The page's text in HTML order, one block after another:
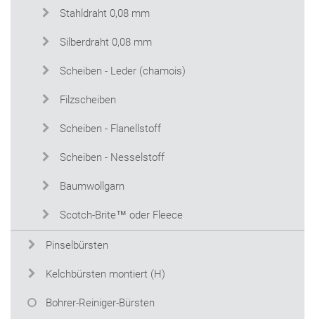
Stahldraht 0,08 mm
Silberdraht 0,08 mm
Scheiben - Leder (chamois)
Filzscheiben
Scheiben - Flanellstoff
Scheiben - Nesselstoff
Baumwollgarn
Scotch-Brite™ oder Fleece
Pinselbürsten
Kelchbürsten montiert (H)
Bohrer-Reiniger-Bürsten